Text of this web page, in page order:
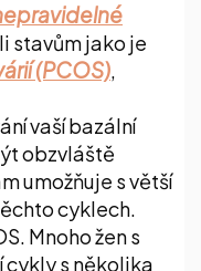
stavům jako je
(PCOS),
vaší bazální
obzvláště
umožňuje s větší
cyklech.
Mnoho žen s
cykly s několika